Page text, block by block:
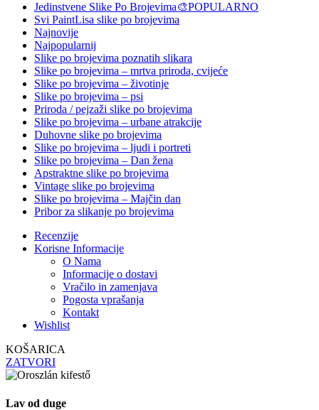
Jedinstvene Slike Po Brojevima🎨POPULARNO
Svi PaintLisa slike po brojevima
Najnovije
Najpopularnij
Slike po brojevima poznatih slikara
Slike po brojevima – mrtva priroda, cvijeće
Slike po brojevima – životinje
Slike po brojevima – psi
Priroda / pejzaži slike po brojevima
Slike po brojevima – urbane atrakcije
Duhovne slike po brojevima
Slike po brojevima – ljudi i portreti
Slike po brojevima – Dan žena
Apstraktne slike po brojevima
Vintage slike po brojevima
Slike po brojevima – Majčin dan
Pribor za slikanje po brojevima
Recenzije
Korisne Informacije
O Nama
Informacije o dostavi
Vračilo in zamenjava
Pogosta vprašanja
Kontakt
Wishlist
KOŠARICA
ZATVORI
Lav od duge